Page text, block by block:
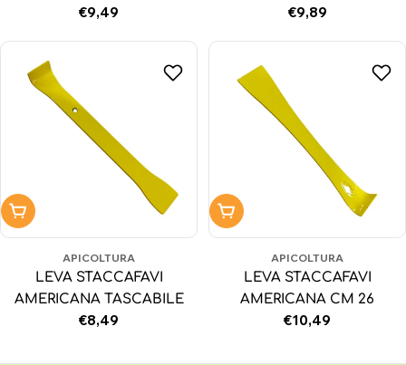
Prezzo
€9,49
Prezzo
€9,89
Aggiungi al carrello
APICOLTURA
LEVA STACCAFAVI
AMERICANA TASCABILE
Prezzo
€8,49
Aggiungi al carrello
APICOLTURA
LEVA STACCAFAVI
AMERICANA CM 26
Prezzo
€10,49